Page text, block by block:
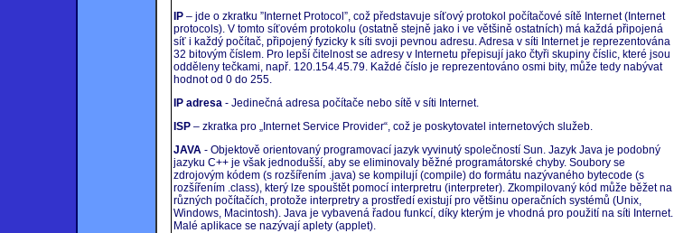
IP – jde o zkratku ”Internet Protocol”, což představuje síťový protokol počítačové sítě Internet (Internet
protocols). V tomto síťovém protokolu (ostatně stejně jako i ve většině ostatních) má každá připojená
síť i každý počítač, připojený fyzicky k síti svoji pevnou adresu. Adresa v síti Internet je reprezentována
32 bitovým číslem. Pro lepší čitelnost se adresy v Internetu přepisují jako čtyři skupiny číslic, které jsou
odděleny tečkami, např. 120.154.45.79. Každé číslo je reprezentováno osmi bity, může tedy nabývat
hodnot od 0 do 255.
IP adresa - Jedinečná adresa počítače nebo sítě v síti Internet.
ISP – zkratka pro „Internet Service Provider“, což je poskytovatel internetových služeb.
JAVA - Objektově orientovaný programovací jazyk vyvinutý společností Sun. Jazyk Java je podobný
jazyku C++ je však jednodušší, aby se eliminovaly běžné programátorské chyby. Soubory se
zdrojovým kódem (s rozšířením .java) se kompilují (compile) do formátu nazývaného bytecode (s
rozšířením .class), který lze spouštět pomocí interpretru (interpreter). Zkompilovaný kód může běžet na
různých počítačích, protože interpretry a prostředí existují pro většinu operačních systémů (Unix,
Windows, Macintosh). Java je vybavená řadou funkcí, díky kterým je vhodná pro použití na síti Internet.
Malé aplikace se nazývají aplety (applet).